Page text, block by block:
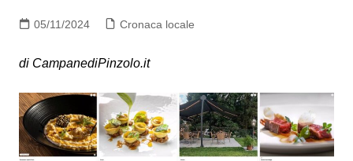
05/11/2024 Cronaca locale
di CampanediPinzolo.it